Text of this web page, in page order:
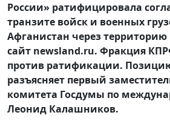
России» ратифицировала
транзите войск и военных
Афганистан через
сайт newsland.ru. Фракция
против ратификации.
разъясняет первый
комитета Госдумы по
Леонид Калашников.